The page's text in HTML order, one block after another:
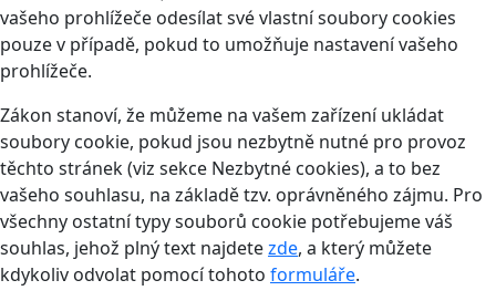
vašeho prohlížeče odesílat své vlastní soubory cookies
pouze v případě, pokud to umožňuje nastavení vašeho
prohlížeče.
Zákon stanoví, že můžeme na vašem zařízení ukládat
soubory cookie, pokud jsou nezbytně nutné pro provoz
těchto stránek (viz sekce Nezbytné cookies), a to bez
vašeho souhlasu, na základě tzv. oprávněného zájmu. Pro
všechny ostatní typy souborů cookie potřebujeme váš
souhlas, jehož plný text najdetezde, a který můžete
kdykoliv odvolat pomocí tohoto formuláře.